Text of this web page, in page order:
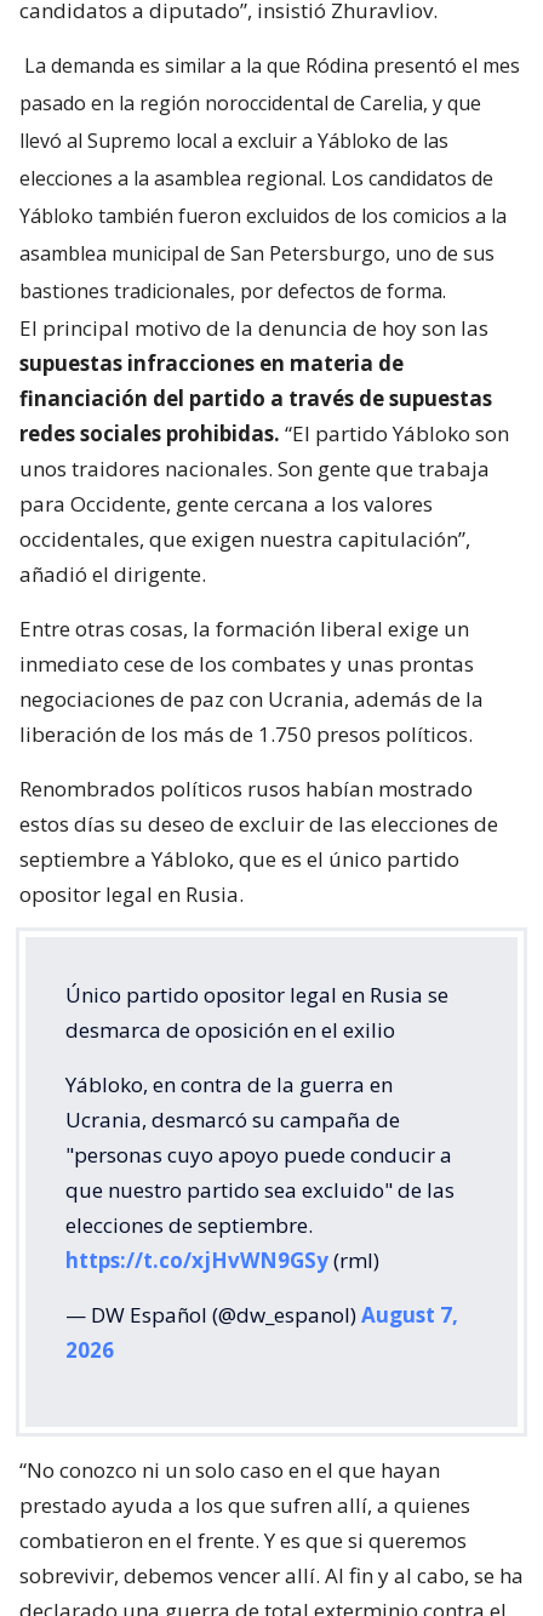
candidatos a diputado”, insistió Zhuravliov.
La demanda es similar a la que Ródina presentó el mes
pasado en la región noroccidental de Carelia, y que
llevó al Supremo local a excluir a Yábloko de las
elecciones a la asamblea regional. Los candidatos de
Yábloko también fueron excluidos de los comicios a la
asamblea municipal de San Petersburgo, uno de sus
bastiones tradicionales, por defectos de forma.
El principal motivo de la denuncia de hoy son las
supuestas infracciones en materia de
financiación del partido a través de supuestas
redes sociales prohibidas. “El partido Yábloko son
unos traidores nacionales. Son gente que trabaja
para Occidente, gente cercana a los valores
occidentales, que exigen nuestra capitulación”,
añadió el dirigente.
Entre otras cosas, la formación liberal exige un
inmediato cese de los combates y unas prontas
negociaciones de paz con Ucrania, además de la
liberación de los más de 1.750 presos políticos.
Renombrados políticos rusos habían mostrado
estos días su deseo de excluir de las elecciones de
septiembre a Yábloko, que es el único partido
opositor legal en Rusia.
Único partido opositor legal en Rusia se
desmarca de oposición en el exilio
Yábloko, en contra de la guerra en
Ucrania, desmarcó su campaña de
"personas cuyo apoyo puede conducir a
que nuestro partido sea excluido" de las
elecciones de septiembre.
https://t.co/xjHvWN9GSy(rml)
— DW Español (@dw_espanol)August 7,
2026
“No conozco ni un solo caso en el que hayan
prestado ayuda a los que sufren allí, a quienes
combatieron en el frente. Y es que si queremos
sobrevivir, debemos vencer allí. Al fin y al cabo, se ha